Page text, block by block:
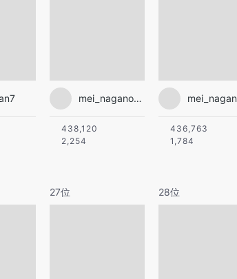
mei_nagano0924official
438,120
2,254
436,763
1,784
27位 28位